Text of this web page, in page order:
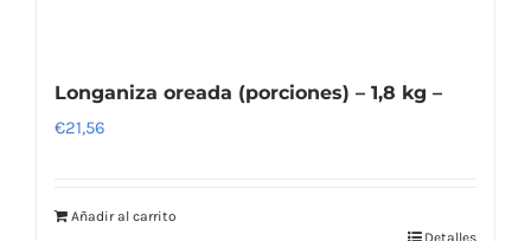
Longaniza oreada (porciones) – 1,8 kg –
€21,56
Añadir al carrito
Detalles